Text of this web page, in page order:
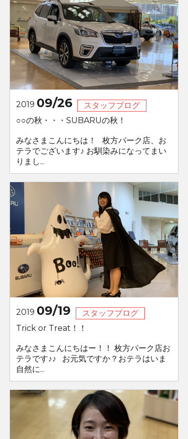
2019 09/26
スタッフブログ
○○の秋・・・SUBARUの秋！
みなさまこんにちは！ 枚方パーク店、お
テラでございます♪ お馴染みになってまい
りまし...
2019 09/19
スタッフブログ
Trick or Treat！！
みなさまこんにちはー！！ 枚方パーク店お
テラです♪♪ お元気ですか？おテラはいま
自然に...